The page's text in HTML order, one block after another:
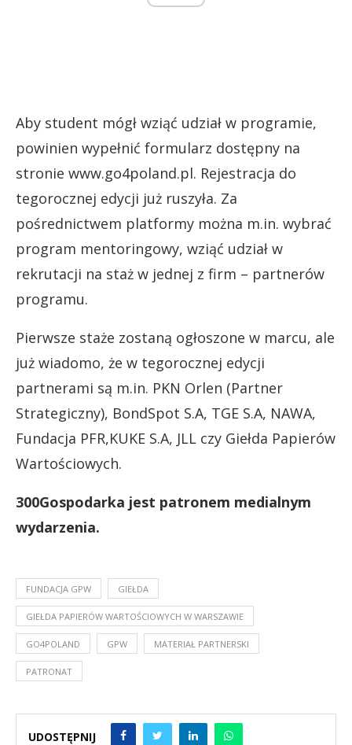
Aby student mógł wziąć udział w programie,
powinien wypełnić formularz dostępny na
stronie www.go4poland.pl. Rejestracja do
tegorocznej edycji już ruszyła. Za
pośrednictwem platformy można m.in. wybrać
program mentoringowy, wziąć udział w
rekrutacji na staż w jednej z firm – partnerów
programu.
Pierwsze staże zostaną ogłoszone w marcu, ale
już wiadomo, że w tegorocznej edycji
partnerami są m.in. PKN Orlen (Partner
Strategiczny), BondSpot S.A, TGE S.A, NAWA,
Fundacja PFR,KUKE S.A, JLL czy Giełda Papierów
Wartościowych.
300Gospodarka jest patronem medialnym
wydarzenia.
FUNDACJA GPW GIEŁDA
GIEŁDA PAPIERÓW WARTOŚCIOWYCH W WARSZAWIE
GO4POLAND GPW MATERIAŁ PARTNERSKI
PATRONAT
UDOSTĘPNIJ